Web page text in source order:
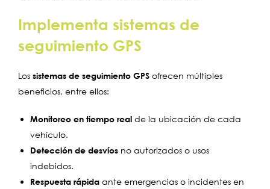
Implementa sistemas de
seguimiento GPS
Los sistemas de seguimiento GPS ofrecen múltiples
beneficios, entre ellos:
Monitoreo en tiempo real de la ubicación de cada
vehículo.
Detección de desvíos no autorizados o usos
indebidos.
Respuesta rápida ante emergencias o incidentes en